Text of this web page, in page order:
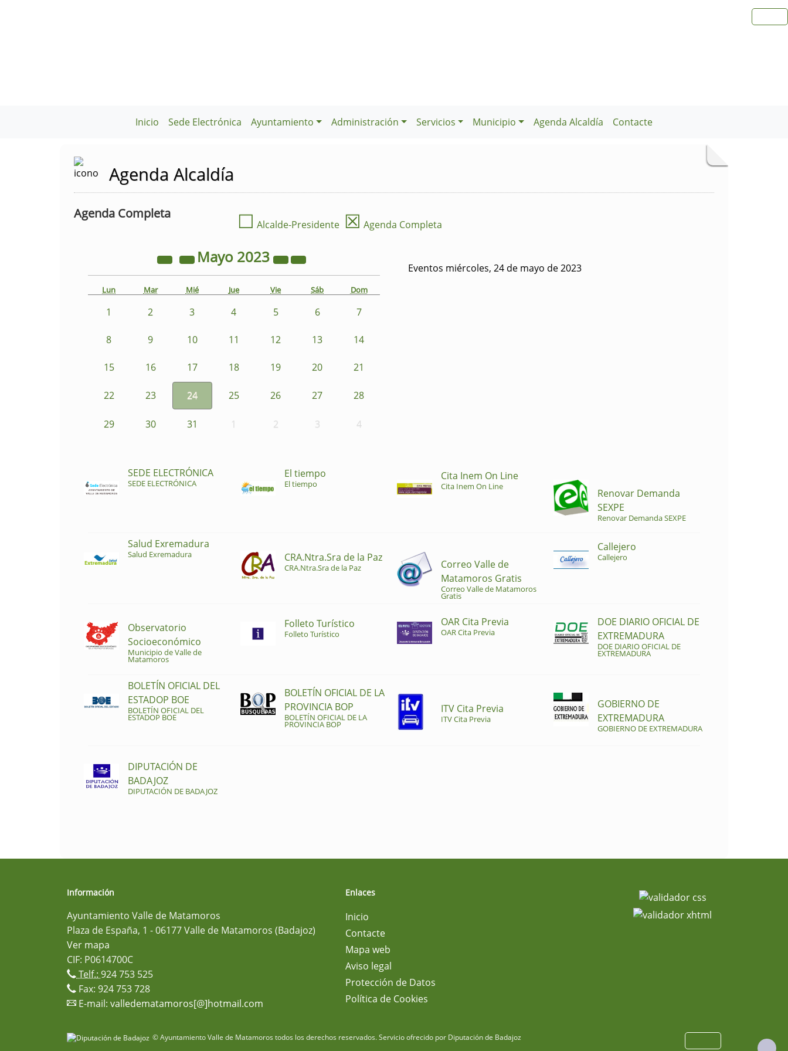
Inicio Sede Electrónica Ayuntamiento Administración Servicios Municipio Agenda Alcaldía Contacte
Agenda Alcaldía
Agenda Completa ☐ Alcalde-Presidente ☒ Agenda Completa
Mayo 2023
Lun Mar Mié Jue Vie Sáb Dom
1 2 3 4 5 6 7
8 9 10 11 12 13 14
15 16 17 18 19 20 21
22 23 24 25 26 27 28
29 30 31 1 2 3 4
Eventos miércoles, 24 de mayo de 2023
SEDE ELECTRÓNICA
SEDE ELECTRÓNICA
El tiempo
El tiempo
Cita Inem On Line
Cita Inem On Line
Renovar Demanda
SEXPE
Renovar Demanda SEXPE
Salud Exremadura
Salud Exremadura CRA.Ntra.Sra de la Paz
CRA.Ntra.Sra de la Paz
Correo Valle de
Matamoros Gratis
Correo Valle de Matamoros
Gratis
Callejero
Callejero
Observatorio
Socioeconómico
Municipio de Valle de
Matamoros
Folleto Turístico
Folleto Turístico
OAR Cita Previa
OAR Cita Previa
DOE DIARIO OFICIAL DE
EXTREMADURA
DOE DIARIO OFICIAL DE
EXTREMADURA
BOLETÍN OFICIAL DEL
ESTADOP BOE
BOLETÍN OFICIAL DEL
ESTADOP BOE
BOLETÍN OFICIAL DE LA
PROVINCIA BOP
BOLETÍN OFICIAL DE LA
PROVINCIA BOP
ITV Cita Previa
ITV Cita Previa
GOBIERNO DE
EXTREMADURA
GOBIERNO DE EXTREMADURA
DIPUTACIÓN DE
BADAJOZ
DIPUTACIÓN DE BADAJOZ
Información
Ayuntamiento Valle de Matamoros
Plaza de España, 1 - 06177 Valle de Matamoros (Badajoz)
Ver mapa
CIF: P0614700C
Telf.:924 753 525
Fax: 924 753 728
E-mail: valledematamoros[@]hotmail.com
Enlaces
Inicio
Contacte
Mapa web
Aviso legal
Protección de Datos
Política de Cookies
© Ayuntamiento Valle de Matamoros todos los derechos reservados.Servicio ofrecido por Diputación de Badajoz